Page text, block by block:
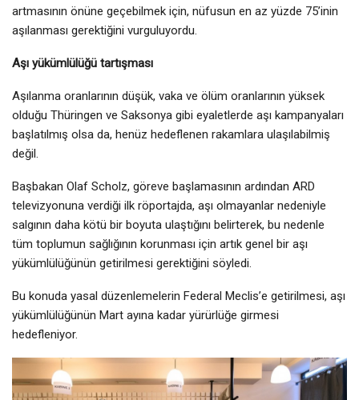
artmasının önüne geçebilmek için, nüfusun en az yüzde 75’inin
aşılanması gerektiğini vurguluyordu.
Aşı yükümlülüğü tartışması
Aşılanma oranlarının düşük, vaka ve ölüm oranlarının yüksek
olduğu Thüringen ve Saksonya gibi eyaletlerde aşı kampanyaları
başlatılmış olsa da, henüz hedeflenen rakamlara ulaşılabilmiş
değil.
Başbakan Olaf Scholz, göreve başlamasının ardından ARD
televizyonuna verdiği ilk röportajda, aşı olmayanlar nedeniyle
salgının daha kötü bir boyuta ulaştığını belirterek, bu nedenle
tüm toplumun sağlığının korunması için artık genel bir aşı
yükümlülüğünün getirilmesi gerektiğini söyledi.
Bu konuda yasal düzenlemelerin Federal Meclis’e getirilmesi, aşı
yükümlülüğünün Mart ayına kadar yürürlüğe girmesi
hedefleniyor.